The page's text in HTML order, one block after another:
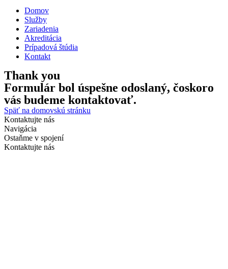
Domov
Služby
Zariadenia
Akreditácia
Prípadová štúdia
Kontakt
Thank you
Formulár bol úspešne odoslaný, čoskoro
vás budeme kontaktovať.
Späť na domovskú stránku
Kontaktujte nás
Navigácia
Ostaňme v spojení
Kontaktujte nás